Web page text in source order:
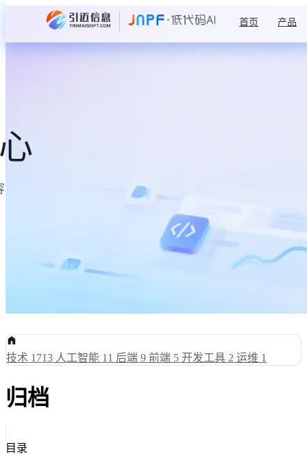
首页 产品
技术 1713 人工智能 11 后端 9 前端 5 开发工具 2 运维 1
归档
目录